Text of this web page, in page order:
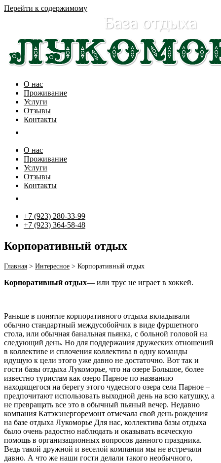
Перейти к содержимому
О нас
Проживание
Услуги
Отзывы
Контакты
О нас
Проживание
Услуги
Отзывы
Контакты
+7 (923) 280-33-99
+7 (923) 364-58-48
Корпоративный отдых
Главная > Интересное > Корпоративный отдых
Корпоративный отдых— или трус не играет в хоккей.
Раньше в понятие корпоративного отдыха вкладывали
обычно стандартный междусобойчик в виде фуршетного
стола, или обычная банальная пьянка, с больной головой на
следующий день. Но для поддержания дружеских отношений
в коллективе и сплочения коллектива в одну команды
идущую к цели этого уже давно не достаточно. Вот так и
гости базы отдыха Лукоморье, что на озере Большое, более
известно туристам как озеро Парное по названию
находящегося на берегу этого чудесного озера села Парное –
предпочитают использовать выходной день на всю катушку, а
не превращать все это в обычный пьяный вечер. Недавно
компания Катэкэнергоремонт отмечала свой день рождения
на базе отдыха Лукоморье Для нас, коллектива базы отдыха
было очень радостно наблюдать и оказывать всяческую
помощь в организационных вопросов данного праздника.
Ведь такой дружной и веселой компании мы не встречали
давно. А что же наши гости делали такого необычного,